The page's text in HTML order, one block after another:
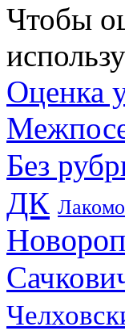
Чтобы
Оценка
Без
ДК